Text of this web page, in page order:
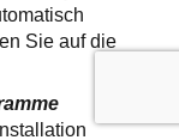
Sie auf die